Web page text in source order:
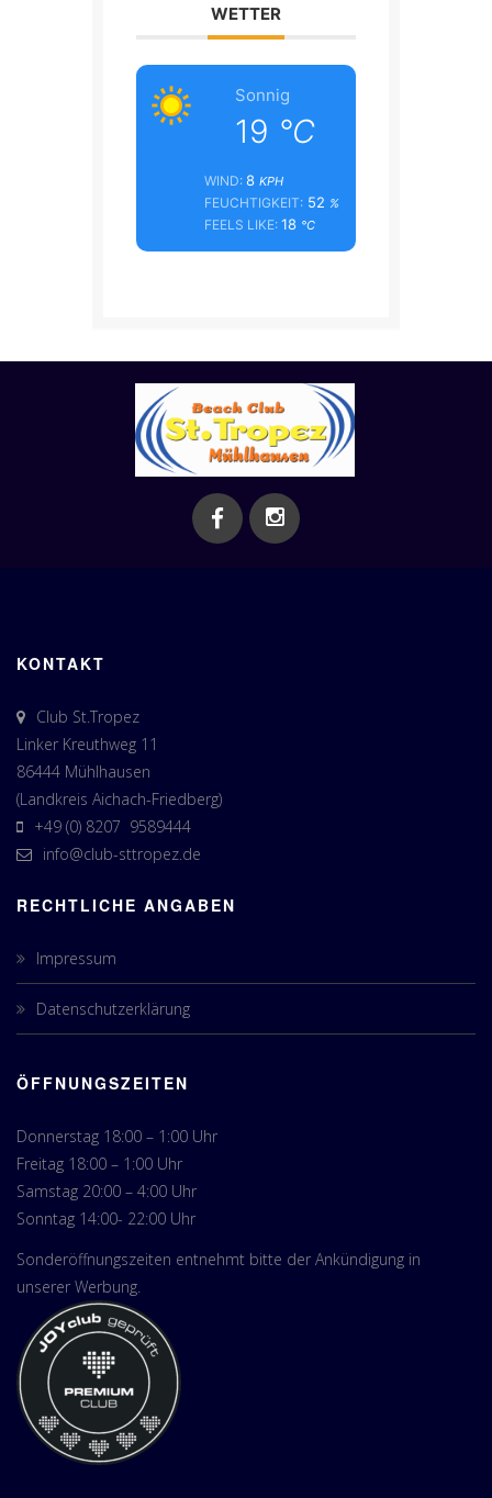
WETTER
Sonnig
19 °C
WIND:8 KPH
FEUCHTIGKEIT: 52 %
FEELS LIKE:18 °C
KONTAKT
Club St.Tropez
Linker Kreuthweg 11
86444 Mühlhausen
(Landkreis Aichach-Friedberg)
+49 (0) 8207 9589444
info@club-sttropez.de
RECHTLICHE ANGABEN
Impressum
Datenschutzerklärung
ÖFFNUNGSZEITEN
Donnerstag 18:00 – 1:00 Uhr
Freitag 18:00 – 1:00 Uhr
Samstag 20:00 – 4:00 Uhr
Sonntag 14:00- 22:00 Uhr
Sonderöffnungszeiten entnehmt bitte der Ankündigung in
unserer Werbung.